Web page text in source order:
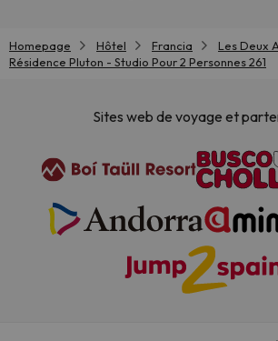
Homepage Hôtel Francia
Les Deux
Résidence Pluton - Studio Pour 2 Personnes 261
Sites web de voyage et